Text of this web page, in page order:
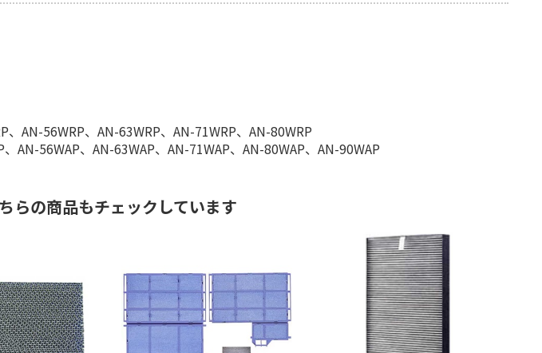
AN-56WRP、AN-63WRP、AN-71WRP、AN-80WRP
56WAP、AN-63WAP、AN-71WAP、AN-80WAP、AN-90WAP
らの商品もチェックしています